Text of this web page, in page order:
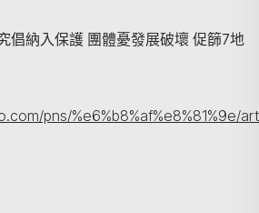
倡納入保護 團體憂發展破壞 促篩7地
pns/%e6%b8%af%e8%81%9e/